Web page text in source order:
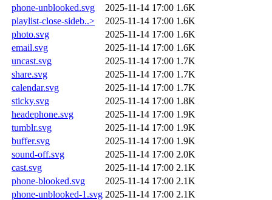
phone-unblooked.svg
2025-11-14 17:00 1.6K
playlist-close-sideb..>
2025-11-14 17:00 1.6K
photo.svg
2025-11-14 17:00 1.6K
email.svg
2025-11-14 17:00 1.6K
uncast.svg
2025-11-14 17:00 1.7K
share.svg
2025-11-14 17:00 1.7K
calendar.svg
2025-11-14 17:00 1.7K
sticky.svg
2025-11-14 17:00 1.8K
headephone.svg
2025-11-14 17:00 1.9K
tumblr.svg
2025-11-14 17:00 1.9K
buffer.svg
2025-11-14 17:00 1.9K
sound-off.svg
2025-11-14 17:00 2.0K
cast.svg
2025-11-14 17:00 2.1K
phone-blooked.svg
2025-11-14 17:00 2.1K
phone-unblooked-1.svg 2025-11-14 17:00 2.1K